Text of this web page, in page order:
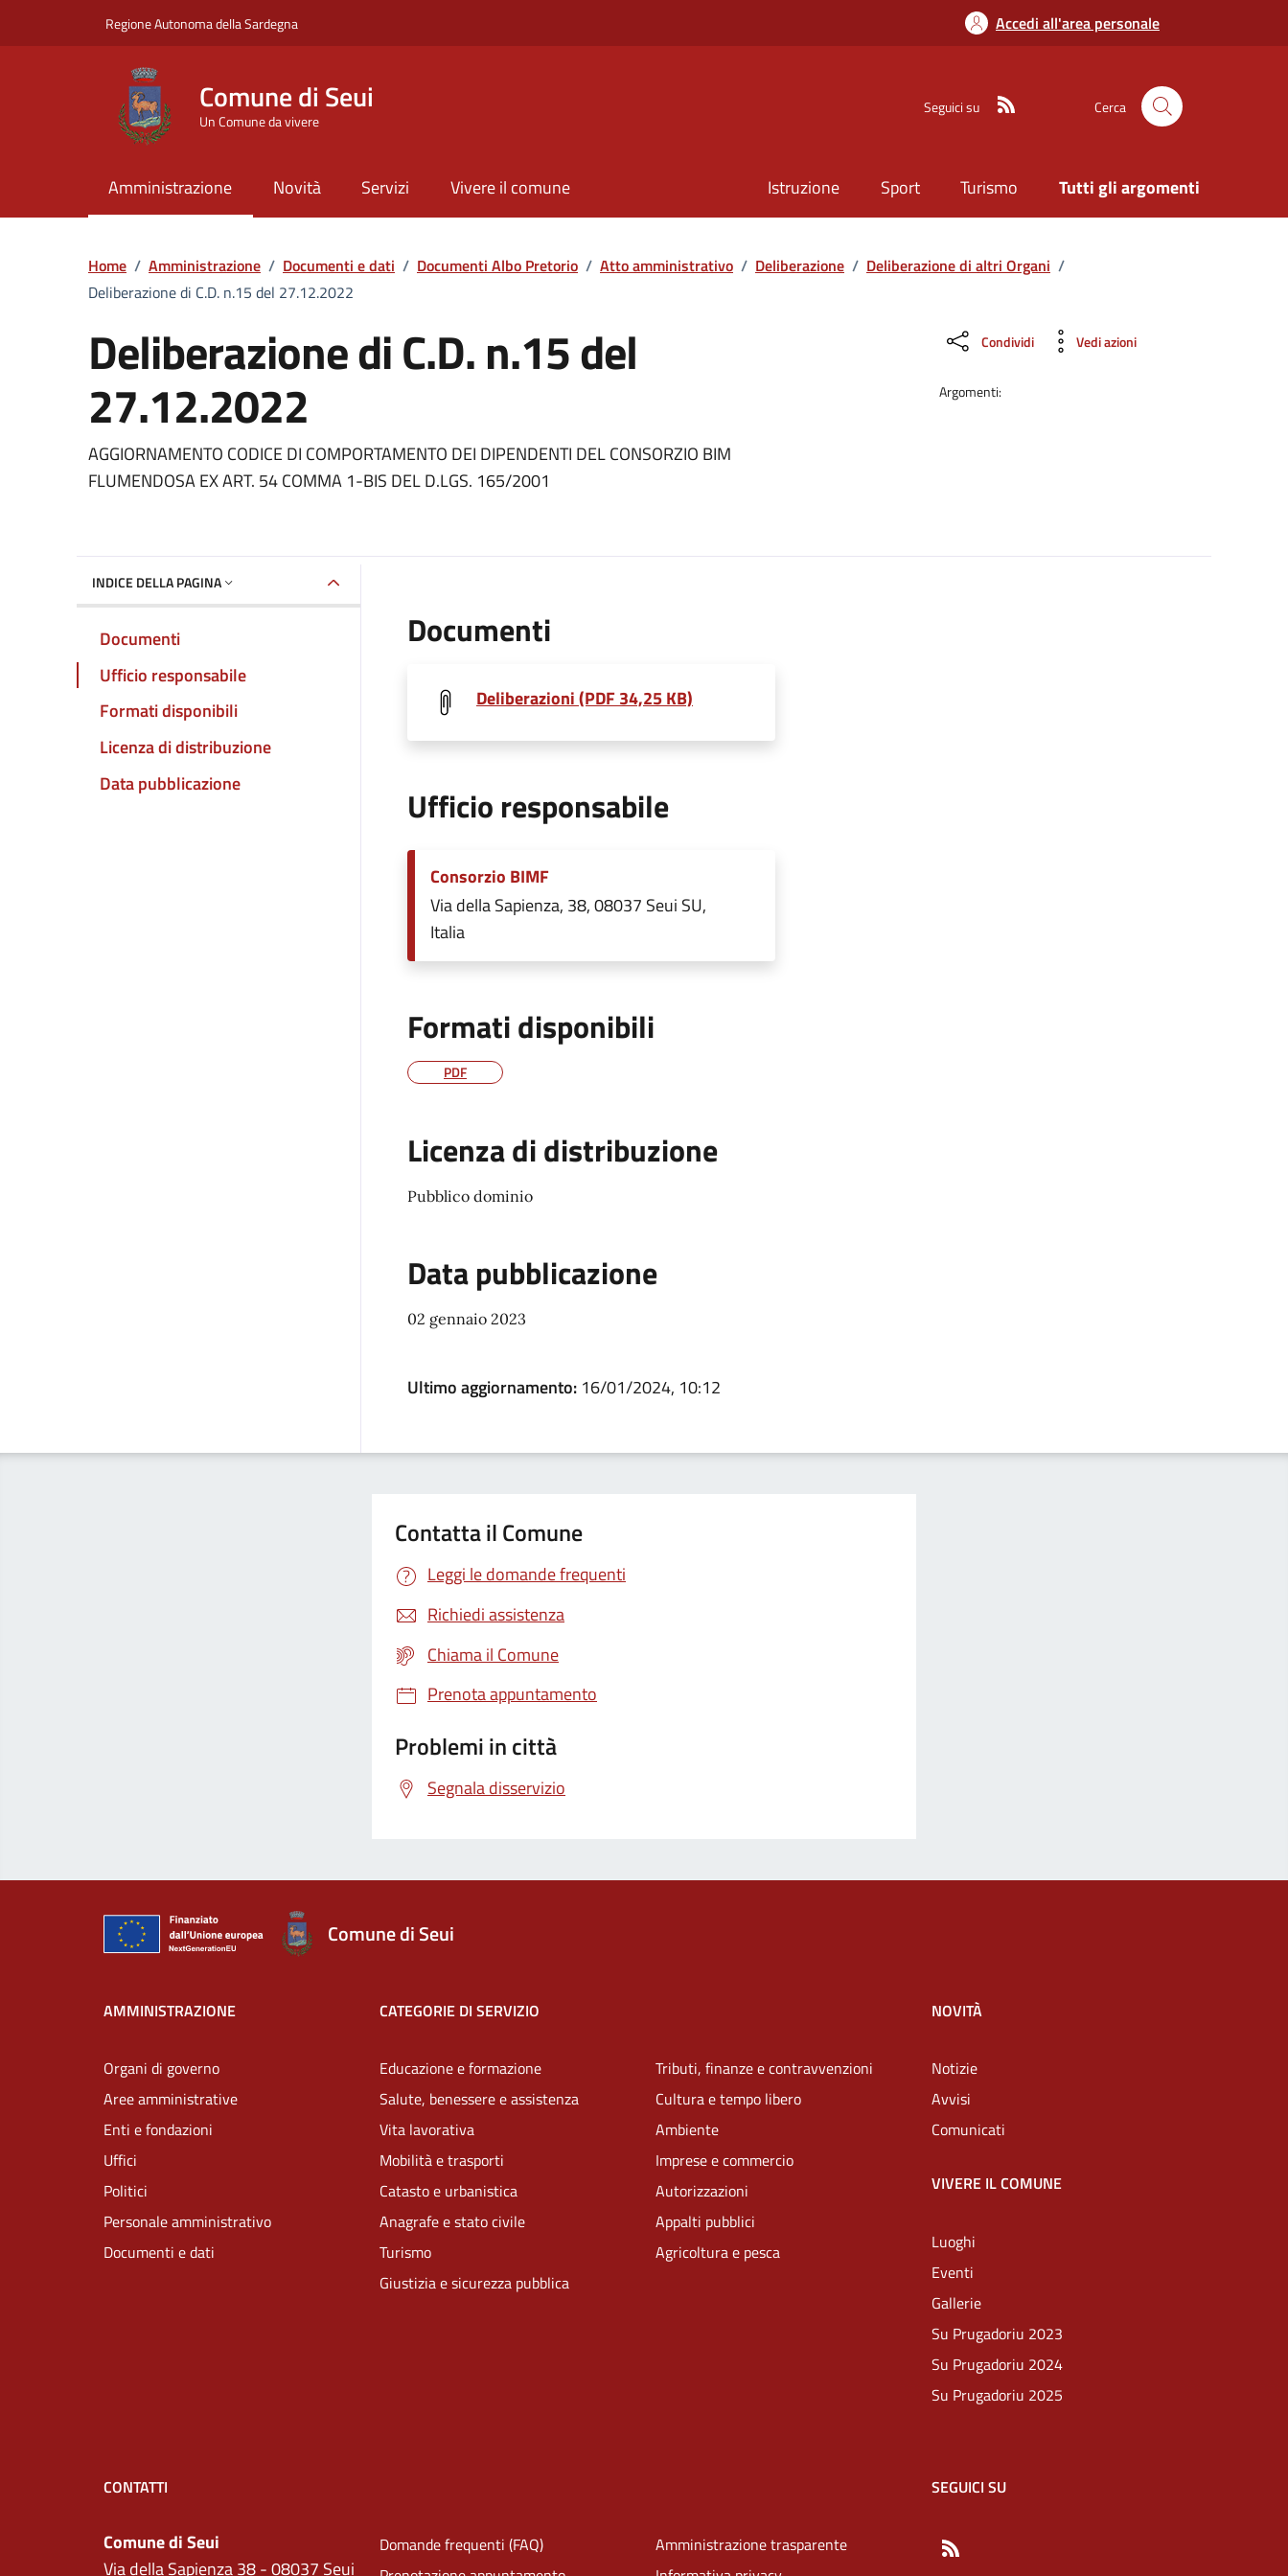
Regione Autonoma della Sardegna Accedi all'area personale
Comune di Seui
Un Comune da vivere
Seguici su Cerca
Amministrazione Novità Servizi Vivere il comune Istruzione Sport Turismo Tutti gli argomenti
Home / Amministrazione / Documenti e dati / Documenti Albo Pretorio / Atto amministrativo / Deliberazione / Deliberazione di altri Organi /
Deliberazione di C.D. n.15 del 27.12.2022
Deliberazione di C.D. n.15 del
27.12.2022
Dettaglio del documento
AGGIORNAMENTO CODICE DI COMPORTAMENTO DEI DIPENDENTI DEL CONSORZIO BIM
FLUMENDOSA EX ART. 54 COMMA 1-BIS DEL D.LGS. 165/2001
Condividi Vedi azioni
Argomenti:
INDICE DELLA PAGINA
Documenti
Ufficio responsabile
Formati disponibili
Licenza di distribuzione
Data pubblicazione
Documenti
Deliberazioni (PDF 34,25 KB)
Ufficio responsabile
Consorzio BIMF
Via della Sapienza, 38, 08037 Seui SU,
Italia
Formati disponibili
PDF
Licenza di distribuzione
Pubblico dominio
Data pubblicazione
02 gennaio 2023
Ultimo aggiornamento: 16/01/2024, 10:12
Contatta il Comune
Leggi le domande frequenti
Richiedi assistenza
Chiama il Comune
Prenota appuntamento
Problemi in città
Segnala disservizio
Comune di Seui
AMMINISTRAZIONE
Organi di governo
Aree amministrative
Enti e fondazioni
Uffici
Politici
Personale amministrativo
Documenti e dati
CATEGORIE DI SERVIZIO
Educazione e formazione
Salute, benessere e assistenza
Vita lavorativa
Mobilità e trasporti
Catasto e urbanistica
Anagrafe e stato civile
Turismo
Giustizia e sicurezza pubblica
Tributi, finanze e contravvenzioni
Cultura e tempo libero
Ambiente
Imprese e commercio
Autorizzazioni
Appalti pubblici
Agricoltura e pesca
NOVITÀ
Notizie
Avvisi
Comunicati
VIVERE IL COMUNE
Luoghi
Eventi
Gallerie
Su Prugadoriu 2023
Su Prugadoriu 2024
Su Prugadoriu 2025
CONTATTI
Comune di Seui
Via della Sapienza 38 - 08037 Seui
Domande frequenti (FAQ)
Amministrazione trasparente
SEGUICI SU